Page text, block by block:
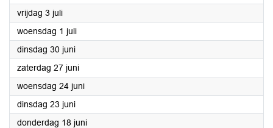
vrijdag 3 juli2026
woensdag 1 juli2026
dinsdag 30 juni2026
zaterdag 27 juni2026
woensdag 24 juni2026
dinsdag 23 juni2026
donderdag 18 juni2026